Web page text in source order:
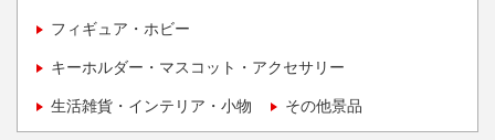
フィギュア・ホビー
キーホルダー・マスコット・アクセサリー
生活雑貨・インテリア・小物 その他景品